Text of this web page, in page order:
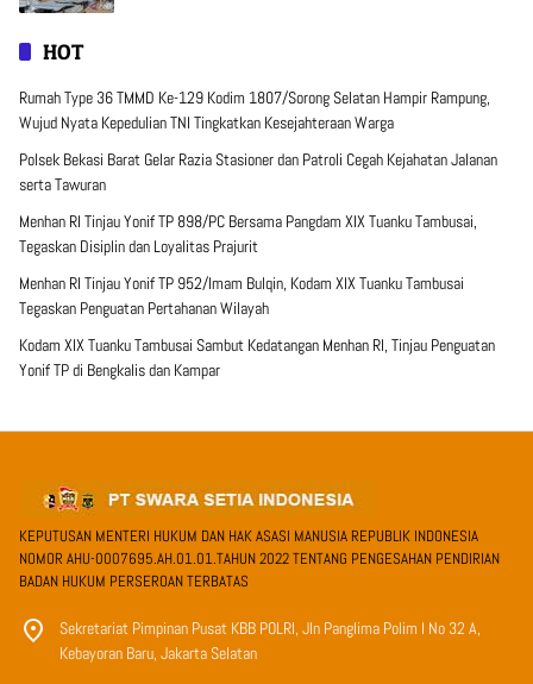
HOT
Rumah Type 36 TMMD Ke-129 Kodim 1807/Sorong Selatan Hampir Rampung,
Wujud Nyata Kepedulian TNI Tingkatkan Kesejahteraan Warga
Polsek Bekasi Barat Gelar Razia Stasioner dan Patroli Cegah Kejahatan Jalanan
serta Tawuran
Menhan RI Tinjau Yonif TP 898/PC Bersama Pangdam XIX Tuanku Tambusai,
Tegaskan Disiplin dan Loyalitas Prajurit
Menhan RI Tinjau Yonif TP 952/Imam Bulqin, Kodam XIX Tuanku Tambusai
Tegaskan Penguatan Pertahanan Wilayah
Kodam XIX Tuanku Tambusai Sambut Kedatangan Menhan RI, Tinjau Penguatan
Yonif TP di Bengkalis dan Kampar
KEPUTUSAN MENTERI HUKUM DAN HAK ASASI MANUSIA REPUBLIK INDONESIA
NOMOR AHU-0007695.AH.01.01.TAHUN 2022 TENTANG PENGESAHAN PENDIRIAN
BADAN HUKUM PERSEROAN TERBATAS
Sekretariat Pimpinan Pusat KBB POLRI, Jln Panglima Polim I No 32 A,
Kebayoran Baru, Jakarta Selatan